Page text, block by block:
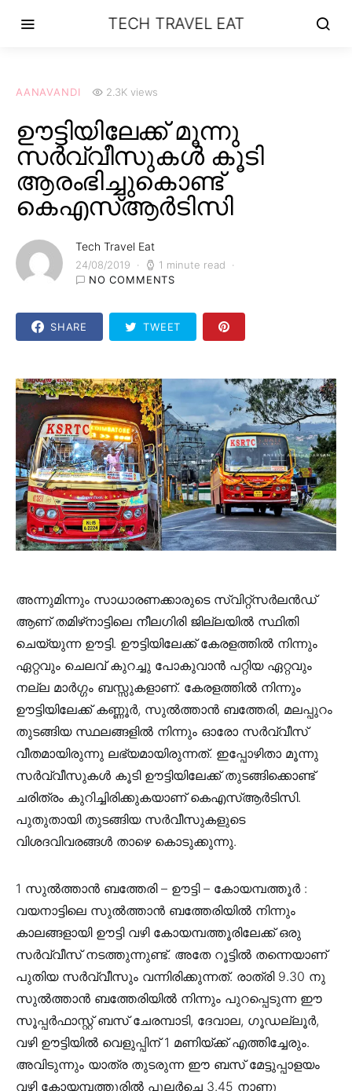
TECH TRAVEL EAT
AANAVANDI 2.3K views
ഊട്ടിയിലേക്ക് മൂന്നു
സർവ്വീസുകൾ കൂടി
ആരംഭിച്ചുകൊണ്ട്
കെഎസ്ആർടിസി
Tech Travel Eat
24/08/2019
1 minute read
NO COMMENTS
SHARE TWEET
അന്നുമിന്നും സാധാരണക്കാരുടെ സ്വിറ്റ്‌സർലൻഡ്
ആണ് തമിഴ്‌നാട്ടിലെ നീലഗിരി ജില്ലയിൽ സ്ഥിതി
ചെയ്യുന്ന ഊട്ടി. ഊട്ടിയിലേക്ക് കേരളത്തിൽ നിന്നും
ഏറ്റവും ചെലവ് കുറച്ചു പോകുവാൻ പറ്റിയ ഏറ്റവും
നല്ല മാർഗ്ഗം ബസ്സുകളാണ്. കേരളത്തിൽ നിന്നും
ഊട്ടിയിലേക്ക് കണ്ണൂർ, സുൽത്താൻ ബത്തേരി, മലപ്പുറം
തുടങ്ങിയ സ്ഥലങ്ങളിൽ നിന്നും ഓരോ സർവ്വീസ്
വീതമായിരുന്നു ലഭ്യമായിരുന്നത്. ഇപ്പോഴിതാ മൂന്നു
സർവ്വീസുകൾ കൂടി ഊട്ടിയിലേക്ക് തുടങ്ങിക്കൊണ്ട്
ചരിത്രം കുറിച്ചിരിക്കുകയാണ് കെഎസ്ആർടിസി.
പുതുതായി തുടങ്ങിയ സർവീസുകളുടെ
വിശദവിവരങ്ങൾ താഴെ കൊടുക്കുന്നു.
1 സുൽത്താൻ ബത്തേരി – ഊട്ടി – കോയമ്പത്തൂർ :
വയനാട്ടിലെ സുൽത്താൻ ബത്തേരിയിൽ നിന്നും
കാലങ്ങളായി ഊട്ടി വഴി കോയമ്പത്തൂരിലേക്ക് ഒരു
സർവ്വീസ് നടത്തുന്നുണ്ട്. അതേ റൂട്ടിൽ തന്നെയാണ്
പുതിയ സർവ്വീസും വന്നിരിക്കുന്നത്. രാത്രി 9.30 നു
സുൽത്താൻ ബത്തേരിയിൽ നിന്നും പുറപ്പെടുന്ന ഈ
സൂപ്പർഫാസ്റ്റ് ബസ് ചേരമ്പാടി, ദേവാല, ഗൂഡല്ലൂർ,
വഴി ഊട്ടിയിൽ വെളുപ്പിന് 1 മണിയ്ക്ക് എത്തിച്ചേരും.
അവിടുന്നും യാത്ര തുടരുന്ന ഈ ബസ് മേട്ടുപ്പാളയം
വഴി കോയമ്പത്തൂരിൽ പുലർച്ചെ 3.45 നാണു